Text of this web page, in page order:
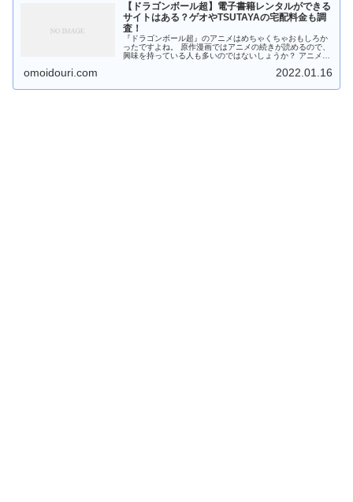
【ドラゴンボール超】電子書籍レンタルができる
サイトはある？ゲオやTSUTAYAの宅配料金も調
査！
『ドラゴンボール超』のアニメはめちゃくちゃおもしろか
ったですよね。 原作漫画ではアニメの続きが読めるので、
興味を持っている人も多いのではないしょうか？ アニメの
omoidouri.com 2022.01.16